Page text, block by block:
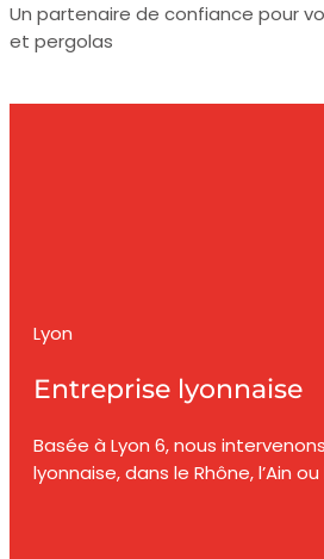
Un partenaire de confiance pour
et pergolas
Lyon
Entreprise lyonnaise
Basée à Lyon 6, nous
lyonnaise, dans le Rhône, l’Ain ou